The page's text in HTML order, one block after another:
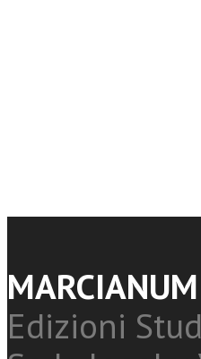
Edizioni